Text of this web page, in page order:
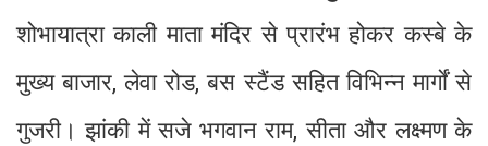
शोभायात्रा काली माता मंदिर से प्रारंभ होकर कस्बे के
मुख्य बाजार, लेवा रोड, बस स्टैंड सहित विभिन्न मार्गों से
गुजरी। झांकी में सजे भगवान राम, सीता और लक्ष्मण के